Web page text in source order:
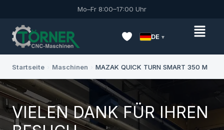
Mo–Fr 8:00–17:00 Uhr
DE
Startseite Maschinen MAZAK QUICK TURN SMART 350 M
VIELEN DANK FÜR IHREN